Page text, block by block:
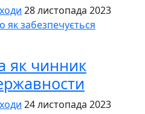
28 листопада 2023
як забезпечується
як чинник
24 листопада 2023